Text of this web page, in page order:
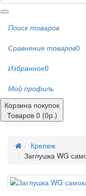
Поиск товаров
Сравнение товаров0
Избранное0
Мой профиль
Корзина покупок
Товаров 0 (0р.)
Крепеж
Заглушка WG